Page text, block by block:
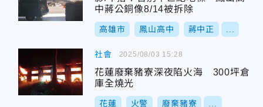
中蔣公銅像8/14被拆除
高雄市 鳳山高中 蔣中正
社會
花蓮廢棄豬寮深夜陷火海 300坪倉
庫全燒光
花蓮 火警 廢棄豬寮
2025/08/03 15:28